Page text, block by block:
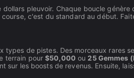
pleuvoir. Chaque boucle génère
course, c'est du standard au début.
types de pistes. Des morceaux rares se
terrain pour$50,000 ou25 Gemmes
sur les boosts de revenus. Ensuite,